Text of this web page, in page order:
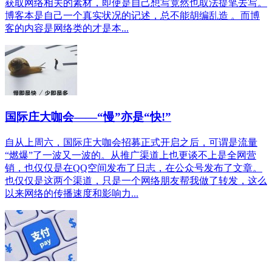
获取网络相关的素材，即使是自己想写竟然也取法提笔去写。
博客本是自己一个真实状况的记述，总不能胡编乱造 。而博
客的内容是网络类的才是本...
国际庄大咖会——“慢”亦是“快!”
自从上周六，国际庄大咖会招募正式开启之后，可谓是流量
“燃爆”了一波又一波的。从推广渠道上也更谈不上是全网营
销，也仅仅是在QQ空间发布了日志，在公众号发布了文章。
也仅仅是这两个渠道，只是一个网络朋友帮我做了转发，这么
以来网络的传播速度和影响力...